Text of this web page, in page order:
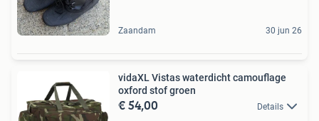
Zaandam 30 jun 26
vidaXL Vistas waterdicht camouflage
oxford stof groen
€ 54,00 Details